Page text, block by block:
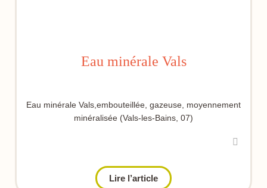
Eau minérale Vals
Eau minérale Vals,embouteillée, gazeuse, moyennement
minéralisée (Vals-les-Bains, 07)
Lire l’article